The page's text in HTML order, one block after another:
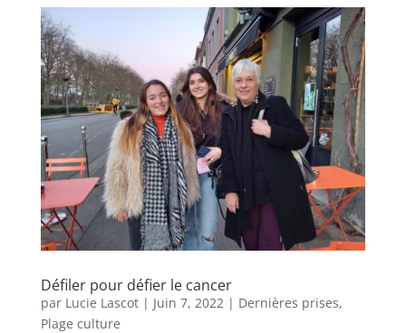
Défiler pour défier le cancer
par Lucie Lascot| Juin 7, 2022 | Dernières prises,
Plage culture